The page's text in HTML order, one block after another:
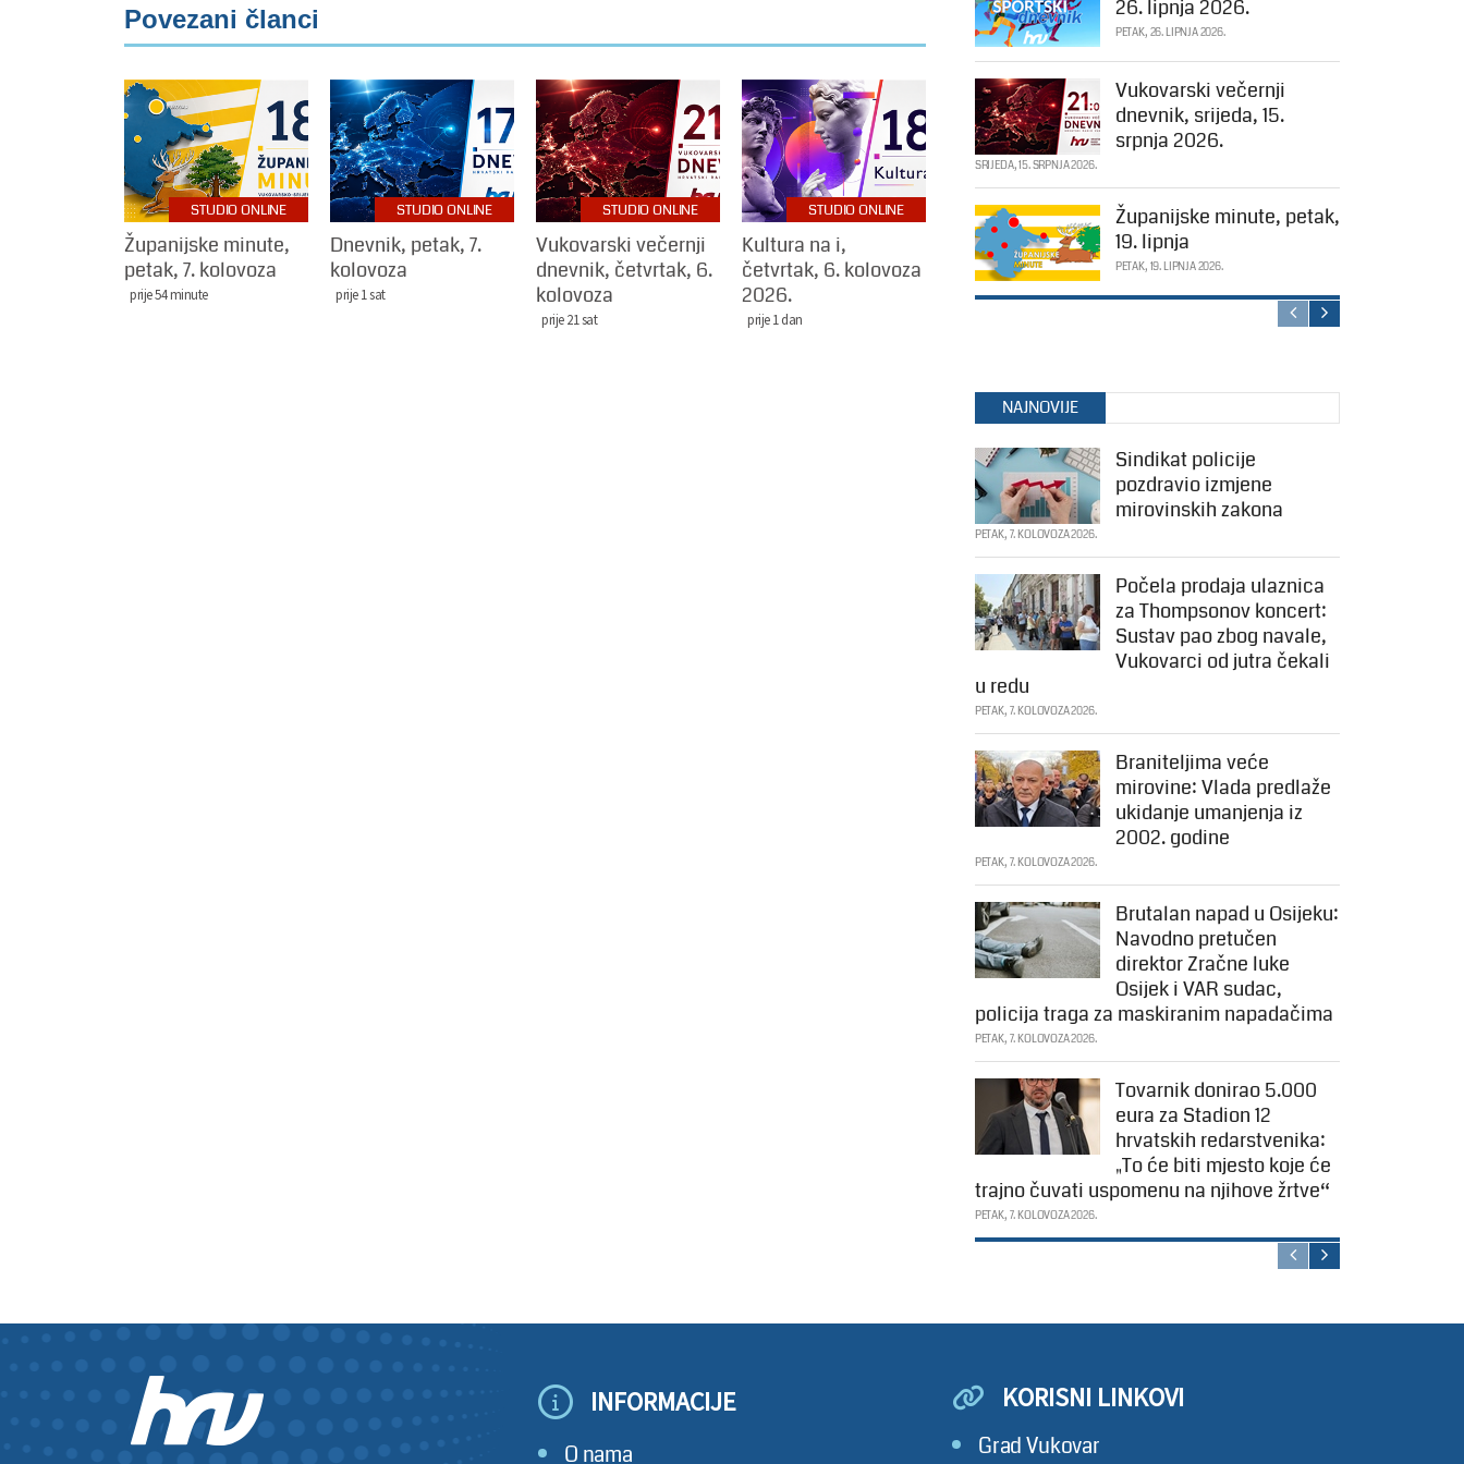
Povezani članci
STUDIO ONLINE
Županijske minute,
petak, 7. kolovoza
prije 54 minute
STUDIO ONLINE
Dnevnik, petak, 7.
kolovoza
prije 1 sat
STUDIO ONLINE
Vukovarski večernji
dnevnik, četvrtak, 6.
kolovoza
prije 21 sat
STUDIO ONLINE
Kultura na i,
četvrtak, 6. kolovoza
2026.
prije 1 dan
26. lipnja 2026.
PETAK, 26. LIPNJA 2026.
Vukovarski večernji
dnevnik, srijeda, 15.
srpnja 2026.
SRIJEDA, 15. SRPNJA 2026.
Županijske minute, petak,
19. lipnja
PETAK, 19. LIPNJA 2026.
NAJNOVIJE
Sindikat policije
pozdravio izmjene
mirovinskih zakona
PETAK, 7. KOLOVOZA 2026.
Počela prodaja ulaznica
za Thompsonov koncert:
Sustav pao zbog navale,
Vukovarci od jutra čekali
u redu
PETAK, 7. KOLOVOZA 2026.
Braniteljima veće
mirovine: Vlada predlaže
ukidanje umanjenja iz
2002. godine
PETAK, 7. KOLOVOZA 2026.
Brutalan napad u Osijeku:
Navodno pretučen
direktor Zračne luke
Osijek i VAR sudac,
policija traga za maskiranim napadačima
PETAK, 7. KOLOVOZA 2026.
Tovarnik donirao 5.000
eura za Stadion 12
hrvatskih redarstvenika:
„To će biti mjesto koje će
trajno čuvati uspomenu na njihove žrtve“
PETAK, 7. KOLOVOZA 2026.
INFORMACIJE
O nama
KORISNI LINKOVI
Grad Vukovar